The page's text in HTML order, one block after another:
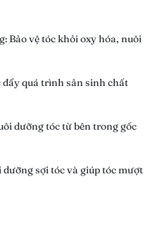
Bảo vệ tóc khỏi oxy hóa, nuôi
đẩy quá trình sản sinh chất
dưỡng tóc từ bên trong gốc
sợi tóc và giúp tóc mượt